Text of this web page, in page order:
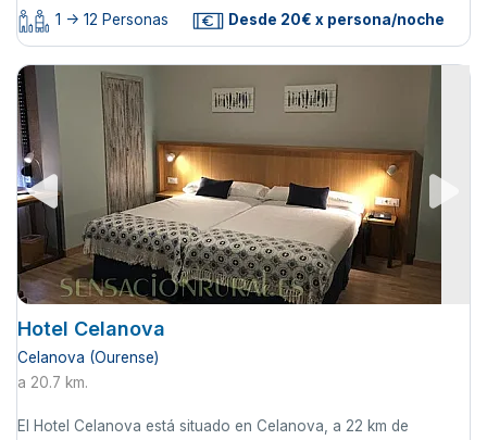
1 -> 12 Personas Desde 20€ x persona/noche
Hotel Celanova
Celanova (Ourense)
a 20.7 km.
El Hotel Celanova está situado en Celanova, a 22 km de